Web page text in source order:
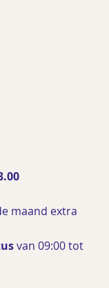
maand extra
van 09:00 tot